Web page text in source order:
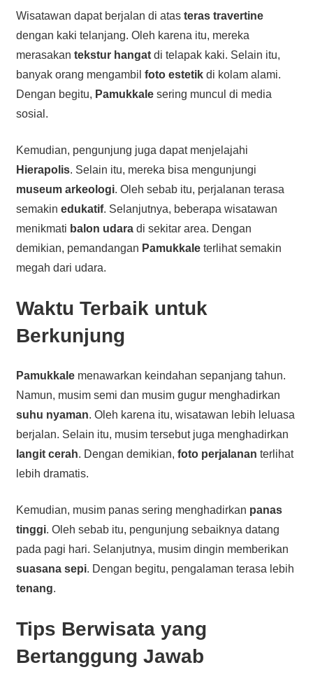
Wisatawan dapat berjalan di atas teras travertine
dengan kaki telanjang. Oleh karena itu, mereka
merasakan tekstur hangatdi telapak kaki. Selain itu,
banyak orang mengambil foto estetikdi kolam alami.
Dengan begitu, Pamukkalesering muncul di media
sosial.
Kemudian, pengunjung juga dapat menjelajahi
Hierapolis. Selain itu, mereka bisa mengunjungi
museum arkeologi. Oleh sebab itu, perjalanan terasa
semakin edukatif. Selanjutnya, beberapa wisatawan
menikmati balon udaradi sekitar area. Dengan
demikian, pemandangan Pamukkaleterlihat semakin
megah dari udara.
Waktu Terbaik untuk
Berkunjung
Pamukkalemenawarkan keindahan sepanjang tahun.
Namun, musim semi dan musim gugur menghadirkan
suhu nyaman. Oleh karena itu, wisatawan lebih leluasa
berjalan. Selain itu, musim tersebut juga menghadirkan
langit cerah. Dengan demikian, foto perjalanan terlihat
lebih dramatis.
Kemudian, musim panas sering menghadirkan panas
tinggi. Oleh sebab itu, pengunjung sebaiknya datang
pada pagi hari. Selanjutnya, musim dingin memberikan
suasana sepi. Dengan begitu, pengalaman terasa lebih
tenang.
Tips Berwisata yang
Bertanggung Jawab